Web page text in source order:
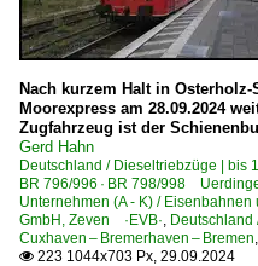
Nach kurzem Halt in
Moorexpress am 28.09.2024
Zugfahrzeug ist der
Gerd Hahn
Deutschland / Dieseltriebzüge | bis
BR 796/996 · BR 798/998
Unternehmen (A - K) /
GmbH, Zeven ·EVB·
Cuxhaven – Bremerhaven – Bremen
 223 1044x703 Px, 29.09.2024